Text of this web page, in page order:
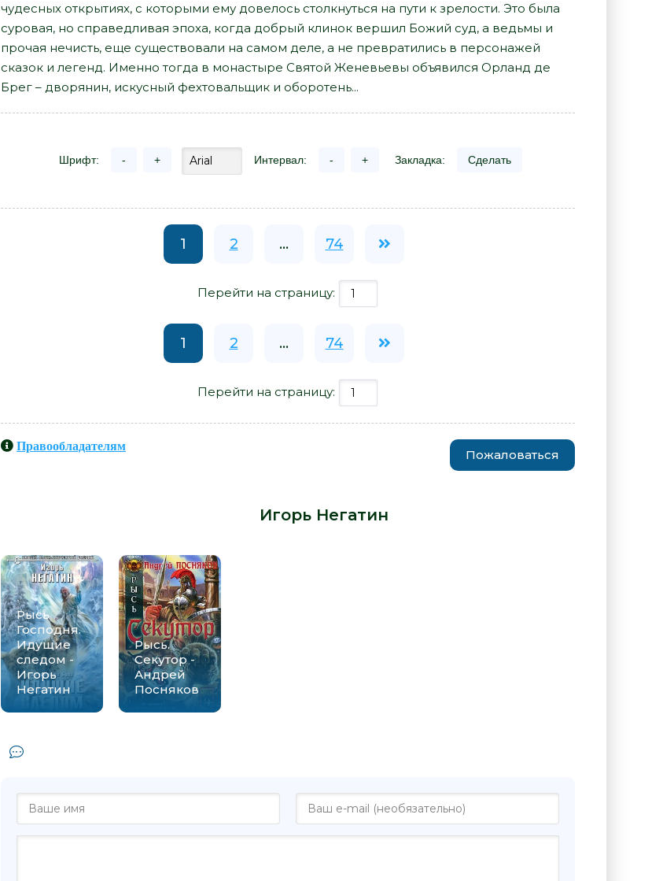
чудесных открытиях, с которыми ему довелось столкнуться на пути к зрелости. Это была
суровая, но справедливая эпоха, когда добрый клинок вершил Божий суд, а ведьмы и
прочая нечисть, еще существовали на самом деле, а не превратились в персонажей
сказок и легенд. Именно тогда в монастыре Святой Женевьевы объявился Орланд де
Брег – дворянин, искусный фехтовальщик и оборотень...
Шрифт: - + Интервал: - + Закладка: Сделать
1 2 ... 74
Перейти на страницу:
1 2 ... 74
Перейти на страницу:
Правообладателям
Пожаловаться
Игорь Негатин
Рысь
Господня.
Идущие
следом -
Игорь
Негатин
Рысь.
Секутор -
Андрей
Посняков